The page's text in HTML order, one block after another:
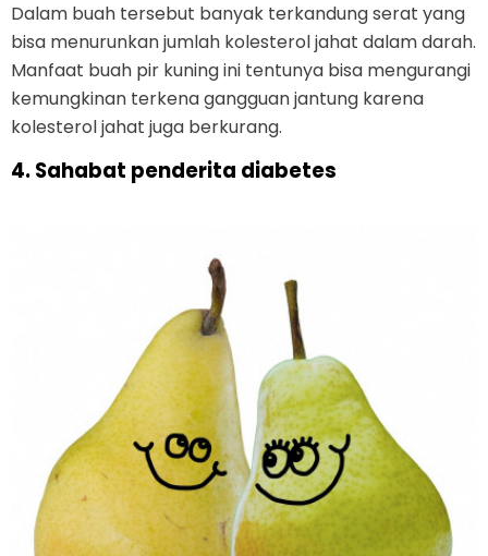
Dalam buah tersebut banyak terkandung serat yang
bisa menurunkan jumlah kolesterol jahat dalam darah.
Manfaat buah pir kuning ini tentunya bisa mengurangi
kemungkinan terkena gangguan jantung karena
kolesterol jahat juga berkurang.
4. Sahabat penderita diabetes